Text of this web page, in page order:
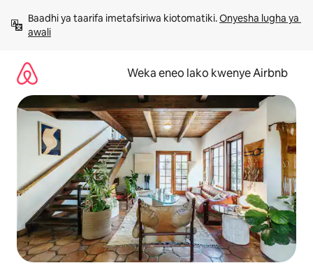
kwenda
kwenye
Baadhi ya taarifa imetafsiriwa kiotomatiki. Onyesha lugha ya
awali
Weka eneo lako kwenye Airbnb